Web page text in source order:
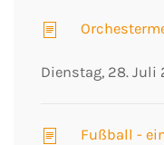
Dienstag, 28. Juli
Fußball -